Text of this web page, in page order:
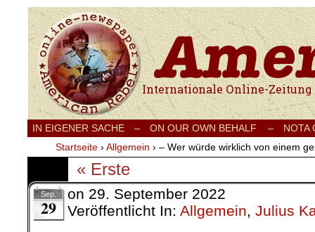
Internationale Onlinezeitung für Frieden,
IN EIGENER SACHE – ON OUR OWN BEHALF –
NOTA
Startseite › Allgemein › – Wer würde wirklich von einem
« Erste
Sep.
29
on 29. September 2022
Veröffentlicht In: Allgemein, Julius